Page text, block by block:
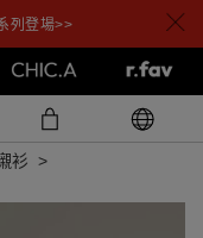
列登場>>
衫